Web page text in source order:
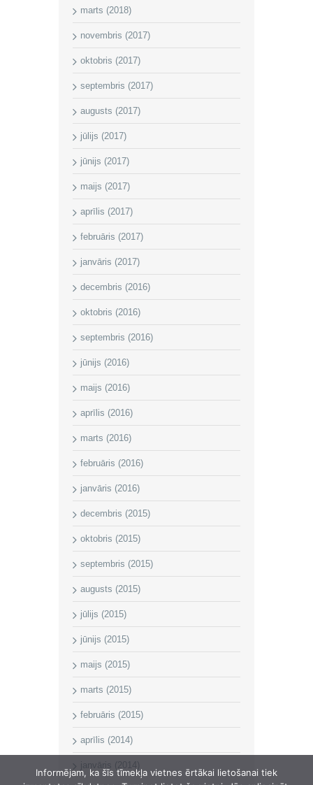
marts (2018)
novembris (2017)
oktobris (2017)
septembris (2017)
augusts (2017)
jūlijs (2017)
jūnijs (2017)
maijs (2017)
aprīlis (2017)
februāris (2017)
janvāris (2017)
decembris (2016)
oktobris (2016)
septembris (2016)
jūnijs (2016)
maijs (2016)
aprīlis (2016)
marts (2016)
februāris (2016)
janvāris (2016)
decembris (2015)
oktobris (2015)
septembris (2015)
augusts (2015)
jūlijs (2015)
jūnijs (2015)
maijs (2015)
marts (2015)
februāris (2015)
aprīlis (2014)
janvāris (2014)
Informējam, ka šīs tīmekļa vietnes ērtākai lietošanai tiek